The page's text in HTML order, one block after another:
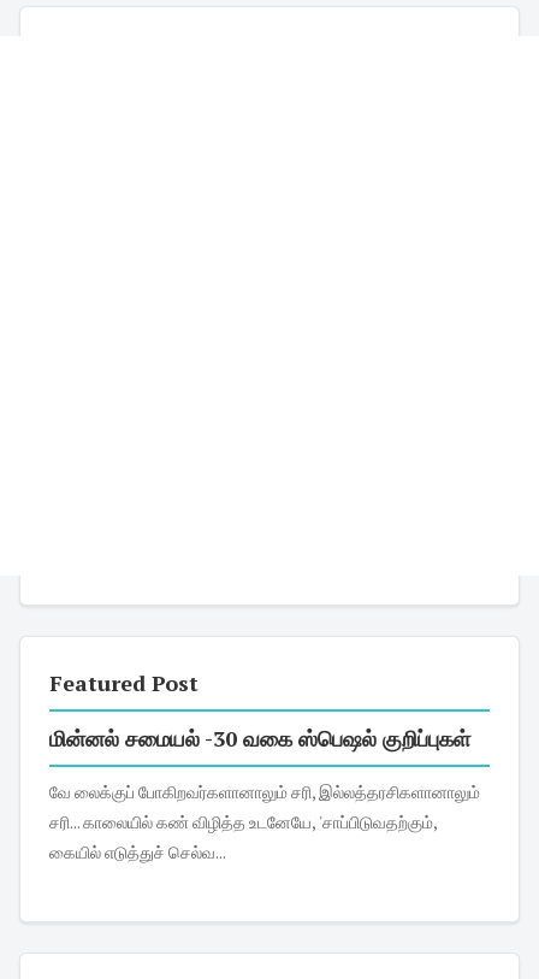
Featured Post
மின்னல் சமையல் -30 வகை ஸ்பெஷல் குறிப்புகள்
வே லைக்குப் போகிறவர்களானாலும் சரி, இல்லத்தரசிகளானாலும்
சரி... காலையில் கண் விழித்த உடனேயே, 'சாப்பிடுவதற்கும்,
கையில் எடுத்துச் செல்வ...